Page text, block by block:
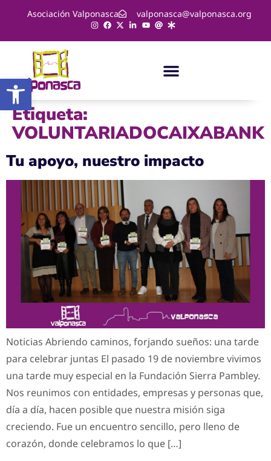
Asociación Valponasca valponasca@valponasca.org
Etiqueta:
VOLUNTARIADOCAIXABANK
Tu apoyo, nuestro impacto
Noticias Abriendo caminos, forjando sueños: una tarde
para celebrar juntas El pasado 19 de noviembre vivimos
una tarde muy especial en la Fundación Sierra Pambley.
Nos reunimos con entidades, empresas y personas que,
día a día, hacen posible que nuestra misión siga
creciendo. Fue un encuentro sencillo, pero lleno de
corazón, donde celebramos lo que […]
Abrir barra de herramientas